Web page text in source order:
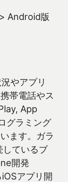
Android版
やアプリ
帯電話やス
App
グラミング
ます。ガラ
ているブ
開発
アプリ開